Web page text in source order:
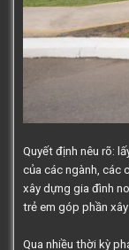
Quyết định nêu rõ:
của các ngành, các
xây dựng gia đình
trẻ em góp phần
Qua nhiều thời kỳ